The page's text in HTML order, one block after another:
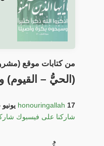
من كتابات موقع
(الحيُّ –
honouringallah 17 يونيو 2024 09:50: ص
شاركنا على فيسبوك